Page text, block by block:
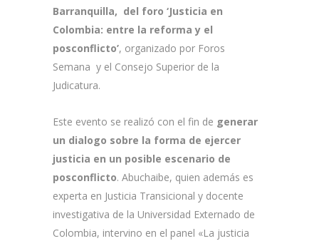
Barranquilla, del foro ‘Justicia en
Colombia: entre la reforma y el
posconflicto’, organizado por Foros
Semana y el Consejo Superior de la
Judicatura.
Este evento se realizó con el fin de generar
un dialogo sobre la forma de ejercer
justicia en un posible escenario de
posconflicto. Abuchaibe, quien además es
experta en Justicia Transicional y docente
investigativa de la Universidad Externado de
Colombia, intervino en el panel «La justicia